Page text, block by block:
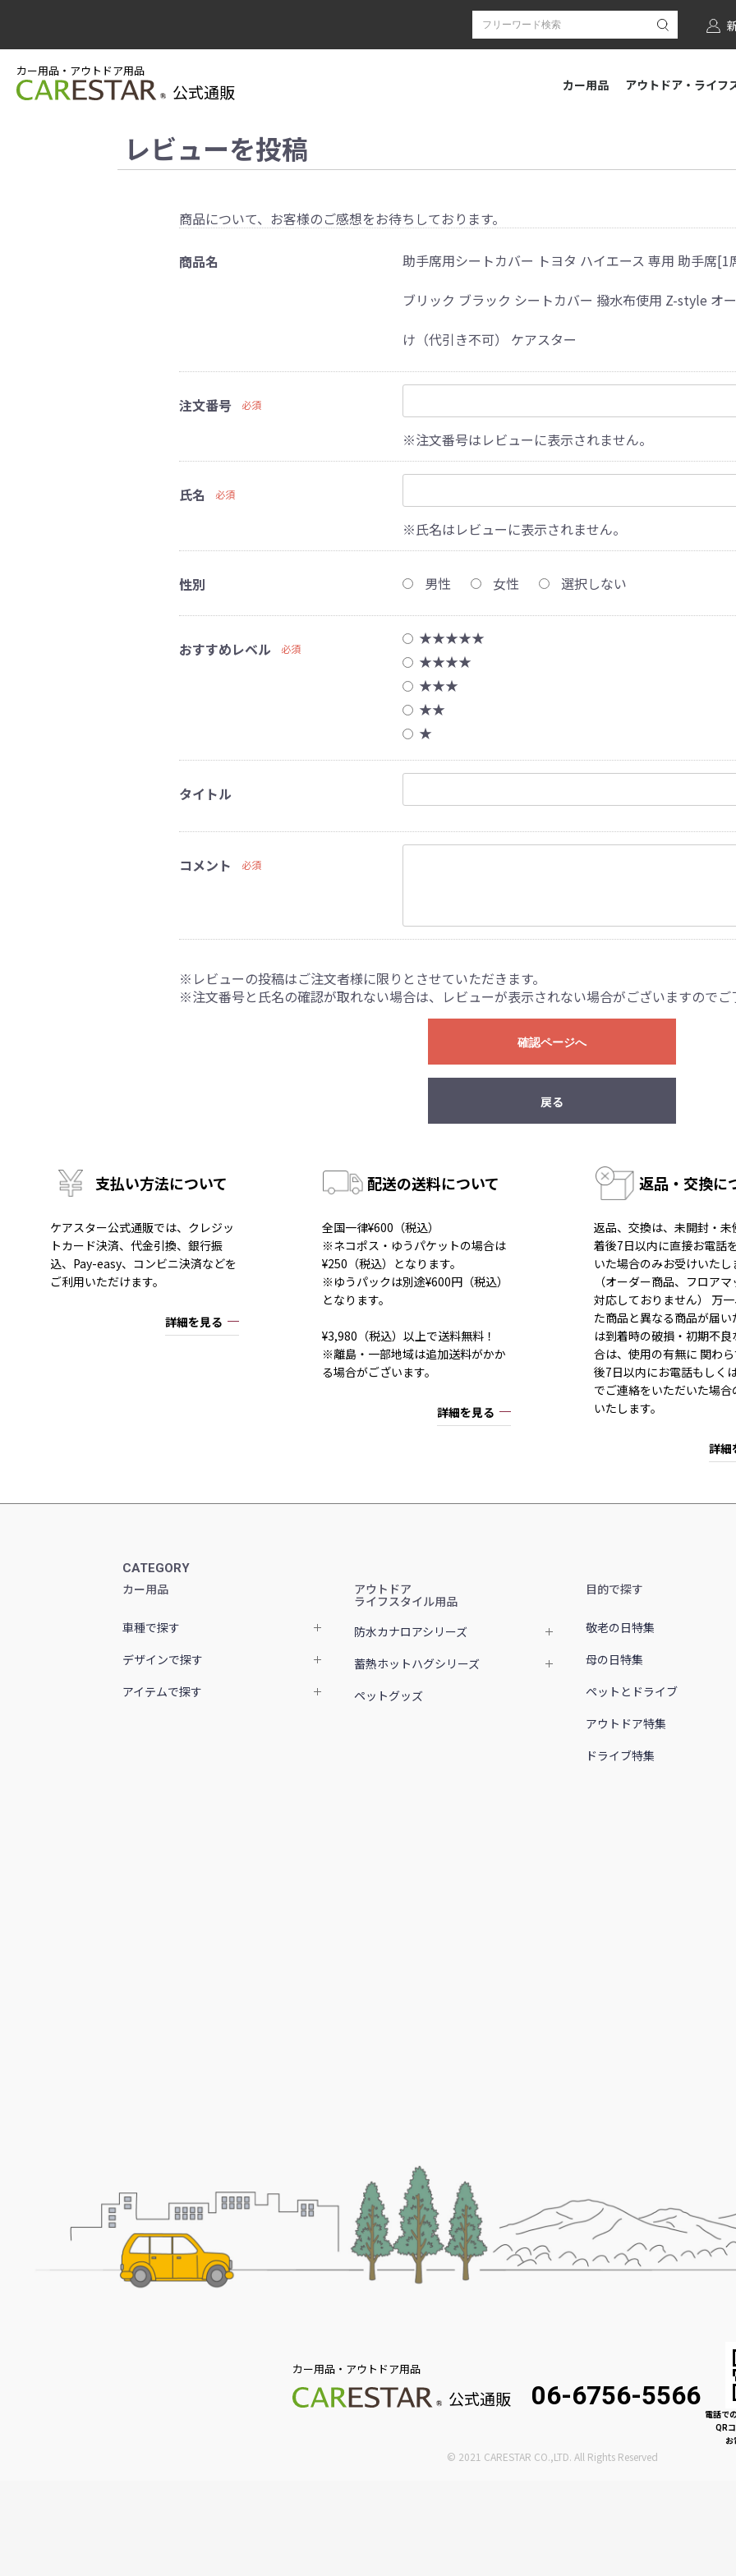
カー用品・アウトドア用品
公式通販 カー用品 アウトドア・ライフ
レビューを投稿
商品について、お客様のご感想をお待ちしております。
商品名
助手席用シートカバー トヨタ ハイエース 専用 助手席[1
ブリック ブラック シートカバー 撥水布使用 Z-style オ
け（代引き不可） ケアスター
注文番号 必須
※注文番号はレビューに表示されません。
氏名 必須
※氏名はレビューに表示されません。
性別 男性 女性 選択しない
おすすめレベル 必須
★★★★★
★★★★
★★★
★★
★
タイトル
コメント 必須
※レビューの投稿はご注文者様に限りとさせていただきます。
※注文番号と氏名の確認が取れない場合は、レビューが表示されない場合がございますのでご
確認ページへ
戻る
支払い方法について
ケアスター公式通販では、クレジッ
トカード決済、代金引換、銀行振
込、Pay-easy、コンビニ決済などを
ご利用いただけます。
詳細を見る
配送の送料について
全国一律¥600（税込）
※ネコポス・ゆうパケットの場合は
¥250（税込）となります。
※ゆうパックは別途¥600円（税込）
となります。
¥3,980（税込）以上で送料無料！
※離島・一部地域は追加送料がかか
る場合がございます。
詳細を見る
返品・交換に
返品、交換は、未開封・未
着後7日以内に直接お電話
いた場合のみお受けいたし
（オーダー商品、フロア
対応しておりません） 万
た商品と異なる商品が届い
は到着時の破損・初期不良
合は、使用の有無に 関わ
後7日以内にお電話もしく
でご連絡をいただいた場合
いたします。
詳細
CATEGORY
カー用品
車種で探す
デザインで探す
アイテムで探す
アウトドア
ライフスタイル用品
防水カナロアシリーズ
蓄熱ホットハグシリーズ
ペットグッズ
目的で探す
敬老の日特集
母の日特集
ペットとドライブ
アウトドア特集
ドライブ特集
カー用品・アウトドア用品
公式通販 06-6756-5566
電話で
QR
お
© 2021 CARESTAR CO.,LTD. All Rights Reserved